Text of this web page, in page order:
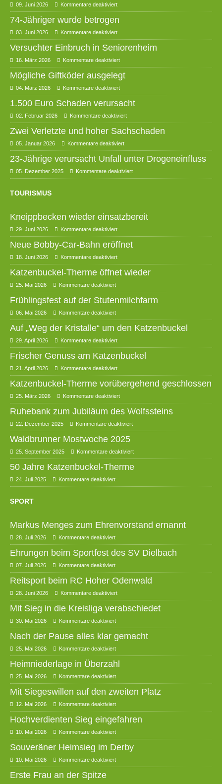
09. Juni 2026 Kommentare deaktiviert
74-Jähriger wurde betrogen
03. Juni 2026 Kommentare deaktiviert
Versuchter Einbruch in Seniorenheim
16. März 2026 Kommentare deaktiviert
Mögliche Giftköder ausgelegt
04. März 2026 Kommentare deaktiviert
1.500 Euro Schaden verursacht
02. Februar 2026 Kommentare deaktiviert
Zwei Verletzte und hoher Sachschaden
05. Januar 2026 Kommentare deaktiviert
23-Jährige verursacht Unfall unter Drogeneinfluss
05. Dezember 2025 Kommentare deaktiviert
TOURISMUS
Kneippbecken wieder einsatzbereit
29. Juni 2026 Kommentare deaktiviert
Neue Bobby-Car-Bahn eröffnet
18. Juni 2026 Kommentare deaktiviert
Katzenbuckel-Therme öffnet wieder
25. Mai 2026 Kommentare deaktiviert
Frühlingsfest auf der Stutenmilchfarm
06. Mai 2026 Kommentare deaktiviert
Auf „Weg der Kristalle“ um den Katzenbuckel
29. April 2026 Kommentare deaktiviert
Frischer Genuss am Katzenbuckel
21. April 2026 Kommentare deaktiviert
Katzenbuckel-Therme vorübergehend geschlossen
25. März 2026 Kommentare deaktiviert
Ruhebank zum Jubiläum des Wolfssteins
22. Dezember 2025 Kommentare deaktiviert
Waldbrunner Mostwoche 2025
25. September 2025 Kommentare deaktiviert
50 Jahre Katzenbuckel-Therme
24. Juli 2025 Kommentare deaktiviert
SPORT
Markus Menges zum Ehrenvorstand ernannt
28. Juli 2026 Kommentare deaktiviert
Ehrungen beim Sportfest des SV Dielbach
07. Juli 2026 Kommentare deaktiviert
Reitsport beim RC Hoher Odenwald
28. Juni 2026 Kommentare deaktiviert
Mit Sieg in die Kreisliga verabschiedet
30. Mai 2026 Kommentare deaktiviert
Nach der Pause alles klar gemacht
25. Mai 2026 Kommentare deaktiviert
Heimniederlage in Überzahl
25. Mai 2026 Kommentare deaktiviert
Mit Siegeswillen auf den zweiten Platz
12. Mai 2026 Kommentare deaktiviert
Hochverdienten Sieg eingefahren
10. Mai 2026 Kommentare deaktiviert
Souveräner Heimsieg im Derby
10. Mai 2026 Kommentare deaktiviert
Erste Frau an der Spitze